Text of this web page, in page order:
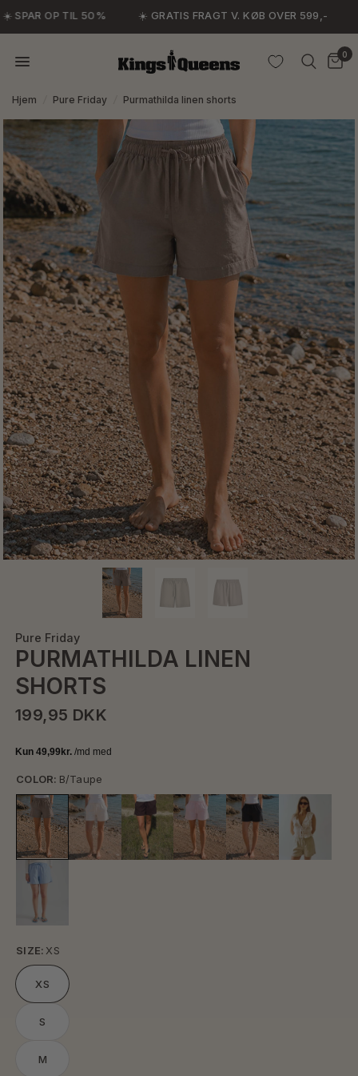
OP TIL 50% ☀️ GRATIS FRAGT V. KØB OVER 599,-
0
Hjem Pure Friday Purmathilda linen shorts
Pure Friday
PURMATHILDA LINEN
SHORTS
199,95 DKK
COLOR: B/Taupe
SIZE: XS
XS
S
M